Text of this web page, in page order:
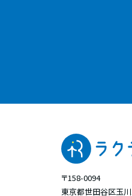
〒158-0094
東京都世田谷区玉